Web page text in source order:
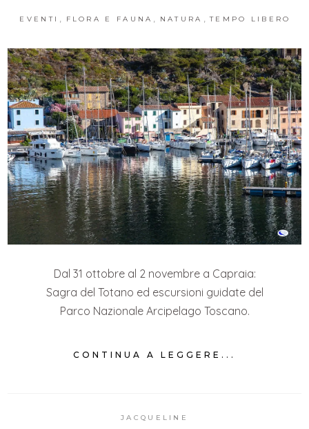
EVENTI FLORA E FAUNA NATURA TEMPO LIBERO
Dal 31 ottobre al 2 novembre a Capraia:
Sagra del Totano ed escursioni guidate del
Parco Nazionale Arcipelago Toscano.
CONTINUA A LEGGERE...
JACQUELINE